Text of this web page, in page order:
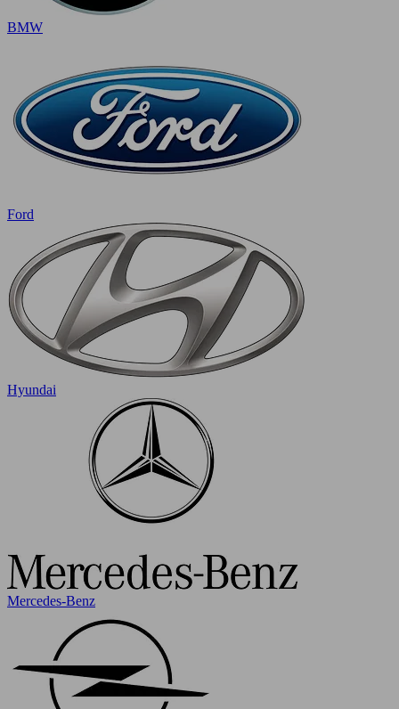
BMW
Ford
Hyundai
Mercedes-Benz